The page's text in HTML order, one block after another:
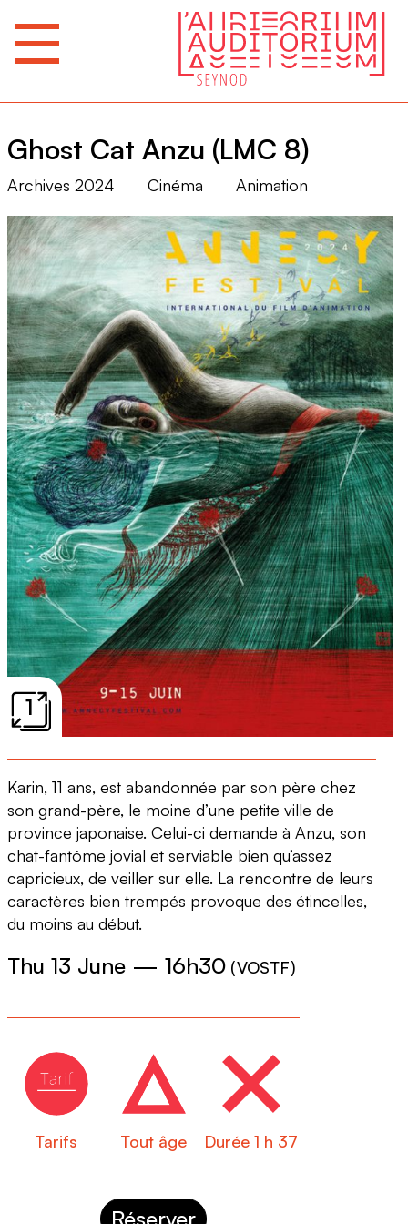
Ghost Cat Anzu (LMC 8)
Archives 2024 Cinéma Animation
1
Karin, 11 ans, est abandonnée par son père chez
son grand-père, le moine d’une petite ville de
province japonaise. Celui-ci demande à Anzu, son
chat-fantôme jovial et serviable bien qu’assez
capricieux, de veiller sur elle. La rencontre de leurs
caractères bien trempés provoque des étincelles,
du moins au début.
Thu 13 June — 16h30 (VOSTF)
Tarifs Tout âge Durée 1 h 37
Réserver